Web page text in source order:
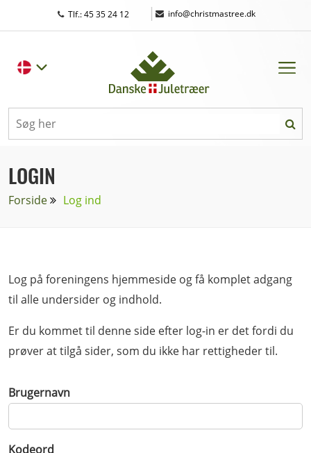
Tlf.: 45 35 24 12 | info@christmastree.dk
LOGIN
Forside Log ind
Log på foreningens hjemmeside og få komplet adgang
til alle undersider og indhold.
Er du kommet til denne side efter log-in er det fordi du
prøver at tilgå sider, som du ikke har rettigheder til.
Brugernavn
Kodeord